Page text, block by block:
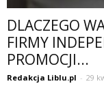
DLACZEGO
FIRMY
PROMOCJI...
Redakcja Liblu.pl - 29